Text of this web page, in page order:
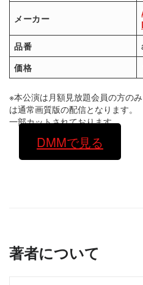
メーカー
品番
価格
※本公演は月額見放題会員の方の
は通常画質版の配信となります。
一部カットされております。
DMMで見る
著者について